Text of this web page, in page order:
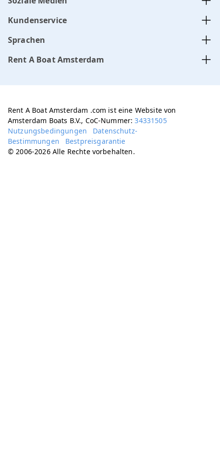
Kundenservice
Sprachen
Rent A Boat Amsterdam
Rent A Boat Amsterdam .com ist eine Website von
Amsterdam Boats B.V., CoC-Nummer:34331505
Nutzungsbedingungen
Datenschutz-
Bestimmungen
Bestpreisgarantie
© 2006-2026 Alle Rechte vorbehalten.